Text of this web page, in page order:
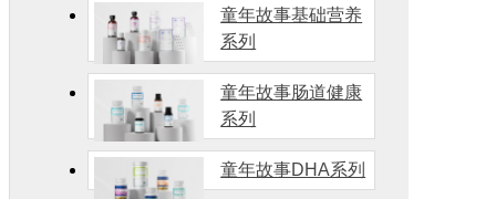
童年故事基础营养
系列
童年故事肠道健康
系列
童年故事DHA系列